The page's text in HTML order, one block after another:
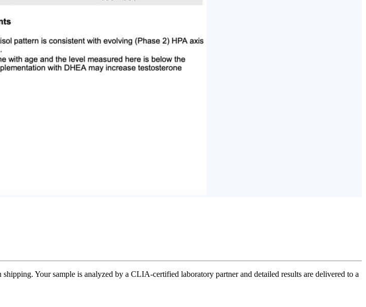
Your sample is analyzed by a CLIA-certified laboratory partner and detailed results are delivered to a